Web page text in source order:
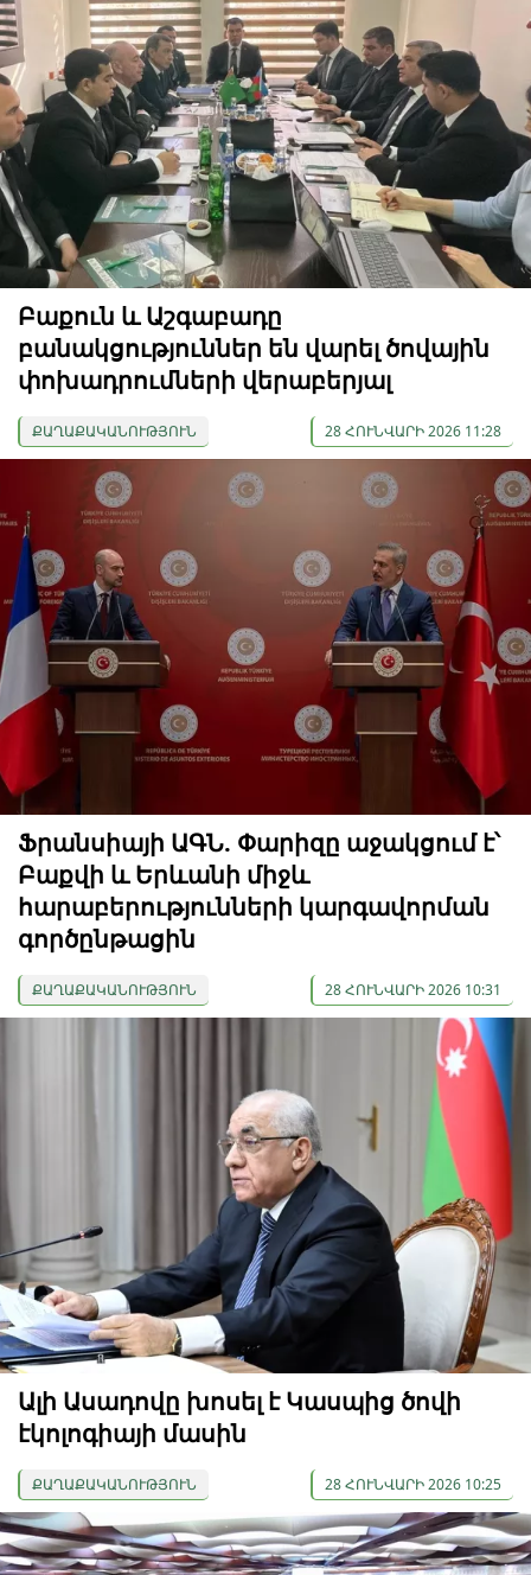
Բաքուն և Աշգաբադը
բանակցություններ են վարել ծովային
փոխադրումների վերաբերյալ
ՔԱՂԱՔԱԿԱՆՈՒԹՅՈՒՆ 28 ՀՈՒՆՎԱՐԻ 2026 11:28
Ֆրանսիայի ԱԳՆ. Փարիզը աջակցում է՝
Բաքվի և Երևանի միջև
հարաբերությունների կարգավորման
գործընթացին
ՔԱՂԱՔԱԿԱՆՈՒԹՅՈՒՆ 28 ՀՈՒՆՎԱՐԻ 2026 10:31
Ալի Ասադովը խոսել է Կասպից ծովի
էկոլոգիայի մասին
ՔԱՂԱՔԱԿԱՆՈՒԹՅՈՒՆ 28 ՀՈՒՆՎԱՐԻ 2026 10:25